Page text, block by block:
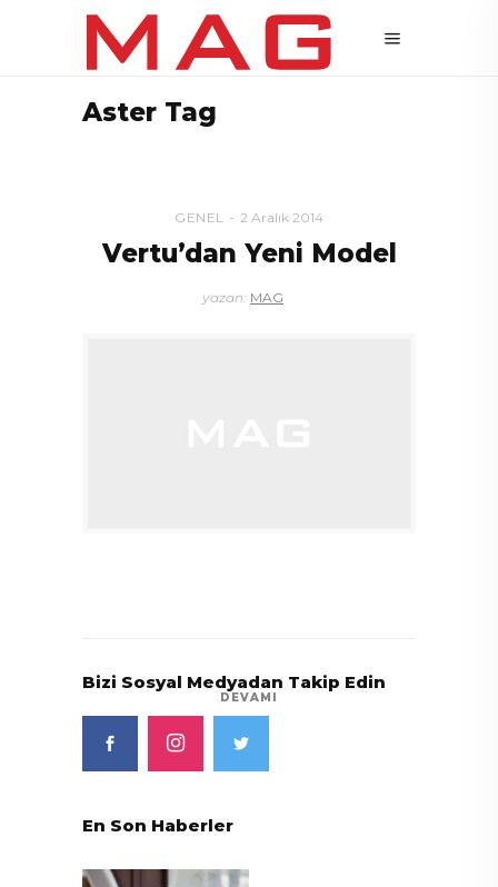
Aster Tag
GENEL 2 Aralık 2014
Vertu’dan Yeni Model
yazan: MAG
DEVAMI
Bizi Sosyal Medyadan Takip Edin
En Son Haberler